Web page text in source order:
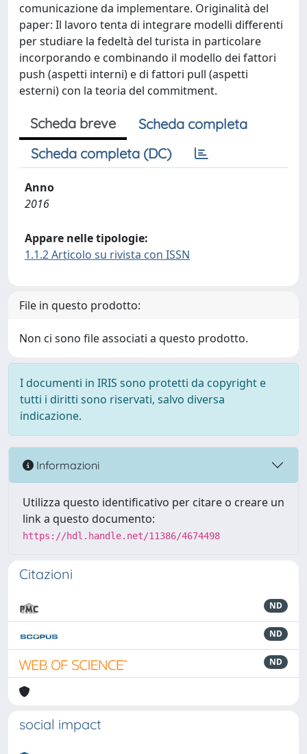
comunicazione da implementare. Originalità del
paper: Il lavoro tenta di integrare modelli differenti
per studiare la fedeltà del turista in particolare
incorporando e combinando il modello dei fattori
push (aspetti interni) e di fattori pull (aspetti
esterni) con la teoria del commitment.
Scheda breve
Scheda completa
Scheda completa (DC)
Anno
2016
Appare nelle tipologie:
1.1.2 Articolo su rivista con ISSN
File in questo prodotto:
Non ci sono file associati a questo prodotto.
I documenti in IRIS sono protetti da copyright e
tutti i diritti sono riservati, salvo diversa
indicazione.
Informazioni
Utilizza questo identificativo per citare o creare un
link a questo documento:
https://hdl.handle.net/11386/4674498
Citazioni
ND
ND
ND
social impact